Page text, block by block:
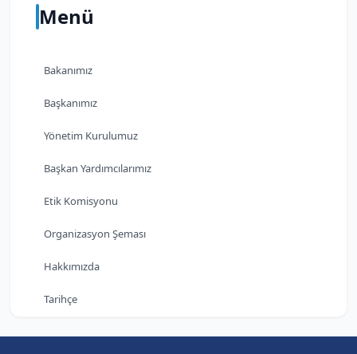
Menü
Bakanımız
Başkanımız
Yönetim Kurulumuz
Başkan Yardımcılarımız
Etik Komisyonu
Organizasyon Şeması
Hakkımızda
Tarihçe